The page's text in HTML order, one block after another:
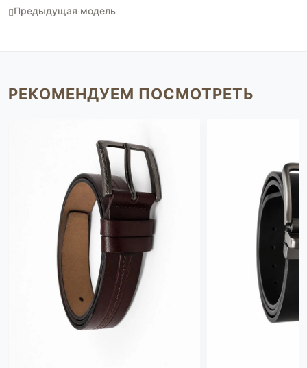
Предыдущая модель
РЕКОМЕНДУЕМ ПОСМОТРЕТЬ